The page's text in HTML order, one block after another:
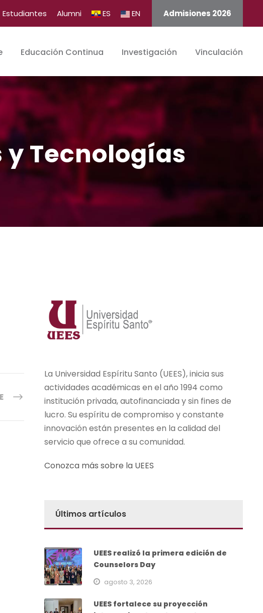
Estudiantes Alumni ES EN Admisiones 2026
Educación Continua Investigación Vinculación
y Tecnologías
La Universidad Espíritu Santo (UEES), inicia sus
actividades académicas en el año 1994 como
institución privada, autofinanciada y sin fines de
lucro. Su espíritu de compromiso y constante
innovación están presentes en la calidad del
servicio que ofrece a su comunidad.
Conozca más sobre la UEES
Últimos artículos
UEES realizó la primera edición de
Counselors Day
agosto 3, 2026
UEES fortalece su proyección